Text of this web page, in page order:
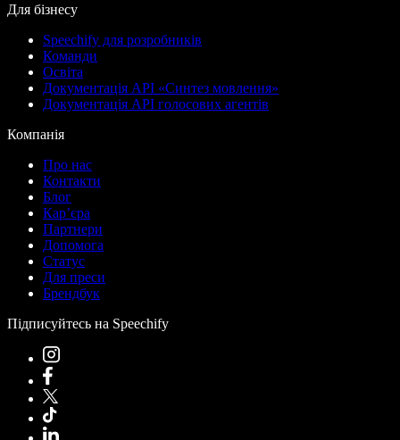
Для бізнесу
Speechify для розробників
Команди
Освіта
Документація API «Синтез мовлення»
Документація API голосових агентів
Компанія
Про нас
Контакти
Блог
Кар’єра
Партнери
Допомога
Статус
Для преси
Брендбук
Підписуйтесь на Speechify